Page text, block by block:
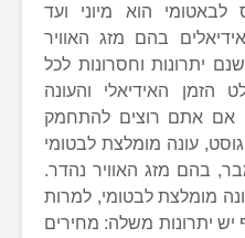
הוא מיוני ועד
בהם מזג האוויר
יתרונות וחסרונות לכל
האידיאלי והעונה
אם אתם רוצים להתחמק
עונה מומלצת לבטומי
בהם מזג האוויר נהדר.
מומלצת לבטומי, למרות
יתרונות משלה: מחירים